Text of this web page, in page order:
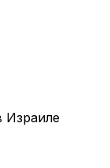
Израиле